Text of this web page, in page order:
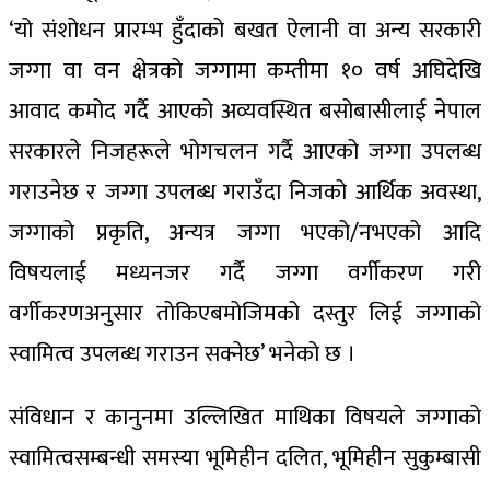
‘यो संशोधन प्रारम्भ हुँदाको बखत ऐलानी वा अन्य सरकारी
जग्गा वा वन क्षेत्रको जग्गामा कम्तीमा १० वर्ष अघिदेखि
आवाद कमोद गर्दै आएको अव्यवस्थित बसोबासीलाई नेपाल
सरकारले निजहरूले भोगचलन गर्दै आएको जग्गा उपलब्ध
गराउनेछ र जग्गा उपलब्ध गराउँदा निजको आर्थिक अवस्था,
जग्गाको प्रकृति, अन्यत्र जग्गा भएको/नभएको आदि
विषयलाई मध्यनजर गर्दै जग्गा वर्गीकरण गरी
वर्गीकरणअनुसार तोकिएबमोजिमको दस्तुर लिई जग्गाको
स्वामित्व उपलब्ध गराउन सक्नेछ’ भनेको छ ।
संविधान र कानुनमा उल्लिखित माथिका विषयले जग्गाको
स्वामित्वसम्बन्धी समस्या भूमिहीन दलित, भूमिहीन सुकुम्बासी